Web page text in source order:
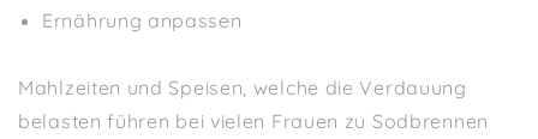
Ernährung anpassen
Mahlzeiten und Speisen, welche die Verdauung
belasten führen bei vielen Frauen zu Sodbrennen